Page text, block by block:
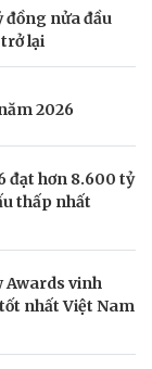
đồng nửa đầu
lại
2026
đạt hơn 8.600 tỷ
thấp nhất
Awards vinh
nhất Việt Nam